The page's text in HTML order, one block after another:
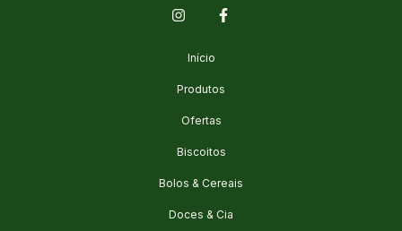
Início
Produtos
Ofertas
Biscoitos
Bolos & Cereais
Doces & Cia